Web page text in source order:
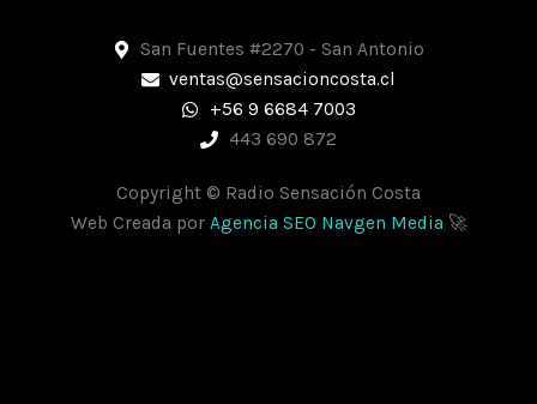
k
a
m
p
San Fuentes #2270 - San Antonio
ventas@sensacioncosta.cl
+56 9 6684 7003
443 690 872
Copyright © Radio Sensación Costa
Web Creada por Agencia SEO Navgen Media 🚀